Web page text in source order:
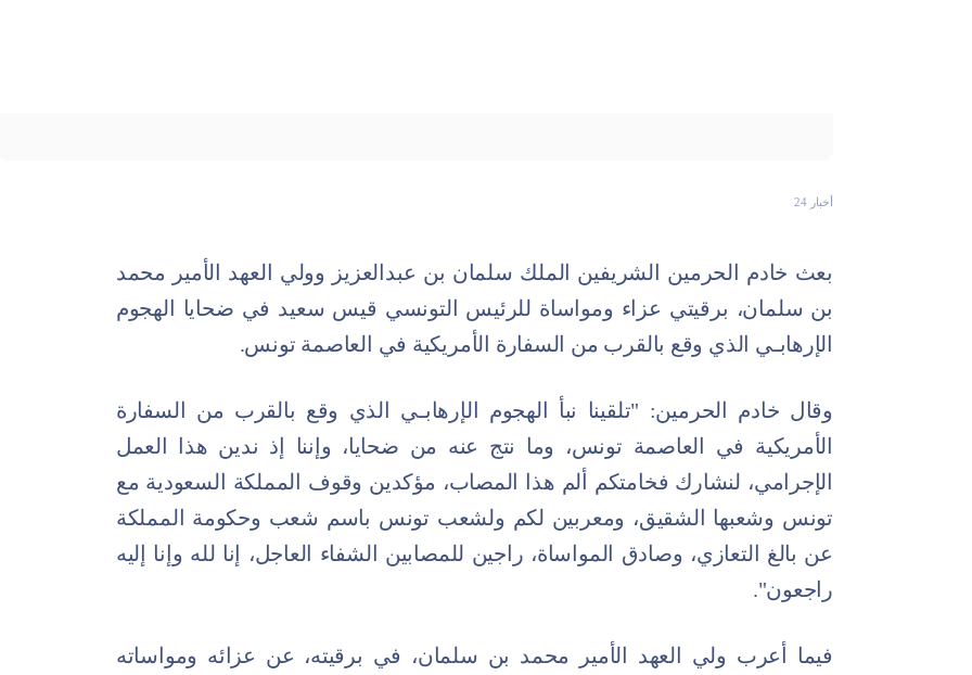
أخبار 24
بعث خادم الحرمين الشريفين الملك سلمان بن عبدالعزيز وولي العهد الأمير محمد
بن سلمان، برقيتي عزاء ومواساة للرئيس التونسي قيس سعيد في ضحايا الهجوم
الإرهابـي الذي وقع بالقرب من السفارة الأمريكية في العاصمة تونس.
وقال خادم الحرمين: "تلقينا نبأ الهجوم الإرهابـي الذي وقع بالقرب من السفارة
الأمريكية في العاصمة تونس، وما نتج عنه من ضحايا، وإننا إذ ندين هذا العمل
الإجرامي، لنشارك فخامتكم ألم هذا المصاب، مؤكدين وقوف المملكة السعودية مع
تونس وشعبها الشقيق، ومعربين لكم ولشعب تونس باسم شعب وحكومة المملكة
عن بالغ التعازي، وصادق المواساة، راجين للمصابين الشفاء العاجل، إنا لله وإنا إليه
راجعون".
فيما أعرب ولي العهد الأمير محمد بن سلمان، في برقيته، عن عزائه ومواساته